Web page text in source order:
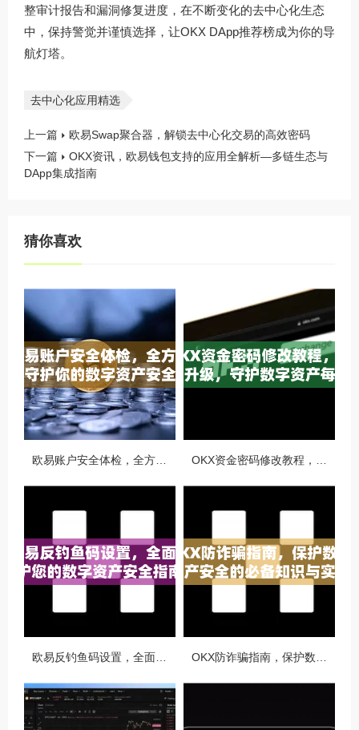
整审计报告和漏洞修复进度，在不断变化的去中心化生态
中，保持警觉并谨慎选择，让OKX DApp推荐榜成为你的导
航灯塔。
去中心化应用精选
上一篇
欧易Swap聚合器，解锁去中心化交易的高效密码
下一篇
OKX资讯，欧易钱包支持的应用全解析—多链生态与
DApp集成指南
猜你喜欢